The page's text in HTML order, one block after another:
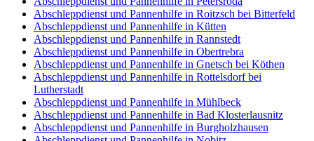
Abschleppdienst und Pannenhilfe in Roitzsch bei Bitterfeld
Abschleppdienst und Pannenhilfe in Kütten
Abschleppdienst und Pannenhilfe in Rannstedt
Abschleppdienst und Pannenhilfe in Obertrebra
Abschleppdienst und Pannenhilfe in Gnetsch bei Köthen
Abschleppdienst und Pannenhilfe in Rottelsdorf bei
Lutherstadt
Abschleppdienst und Pannenhilfe in Mühlbeck
Abschleppdienst und Pannenhilfe in Bad Klosterlausnitz
Abschleppdienst und Pannenhilfe in Burgholzhausen